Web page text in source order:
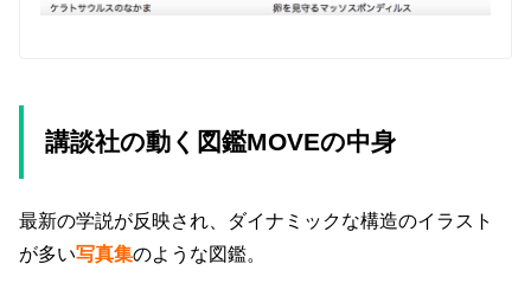
講談社の動く図鑑MOVEの中身
最新の学説が反映され、ダイナミックな構造のイラスト
が多い写真集のような図鑑。